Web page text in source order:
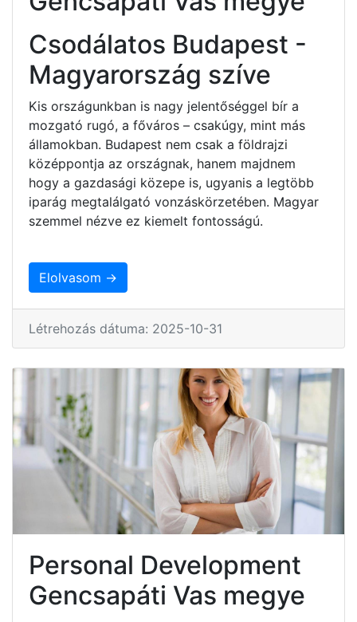
Csodálatos Budapest -
Magyarország szíve
Kis országunkban is nagy jelentőséggel bír a
mozgató rugó, a főváros – csakúgy, mint más
államokban. Budapest nem csak a földrajzi
középpontja az országnak, hanem majdnem
hogy a gazdasági közepe is, ugyanis a legtöbb
iparág megtalálgató vonzáskörzetében. Magyar
szemmel nézve ez kiemelt fontosságú.
Elolvasom →
Létrehozás dátuma: 2025-10-31
Personal Development
Gencsapáti Vas megye